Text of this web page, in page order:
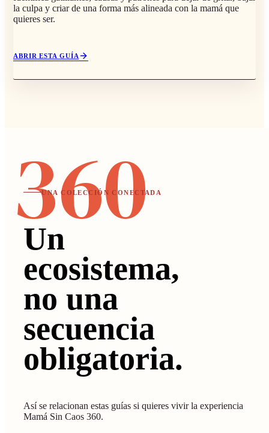
la culpa y criar de una forma más alineada con la mamá que
quieres ser.
ABRIR ESTA GUÍA
UNA COLECCIÓN CONECTADA
Un
ecosistema,
no una
secuencia
obligatoria.
Así se relacionan estas guías si quieres vivir la experiencia
Mamá Sin Caos 360.